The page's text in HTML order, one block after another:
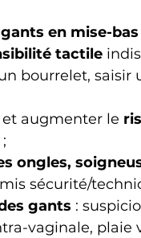
en mise-bas
tactile
bourrelet, saisir
et augmenter le
ongles,
sécurité/
gants :
vaginale, plaie